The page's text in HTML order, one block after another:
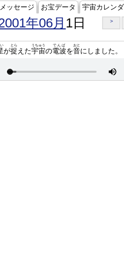
ッセージ お宝データ 宇宙カレン
年06月 1日 >
が捉
とら
えた宇宙
うちゅう
の電波
でんぱ
を音
おと
にしました。